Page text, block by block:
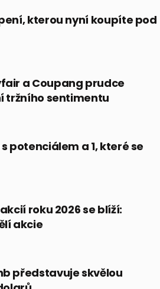
kterou nyní koupíte pod
a Coupang prudce
tržního sentimentu
potenciálem a 1, které se
roku 2026 se blíží:
akcie
představuje skvělou